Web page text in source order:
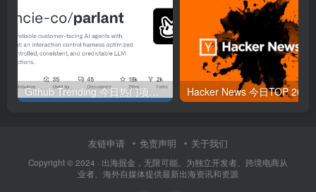
Github Trending 今日热门项目 | 2025-09-06
友链申请 免责声明 关于我们
Copyright © 2024 · 出海掘金，无限可能。为独立开发者、跨境电商从
业者、海外自媒体提供最新出海资讯和资源